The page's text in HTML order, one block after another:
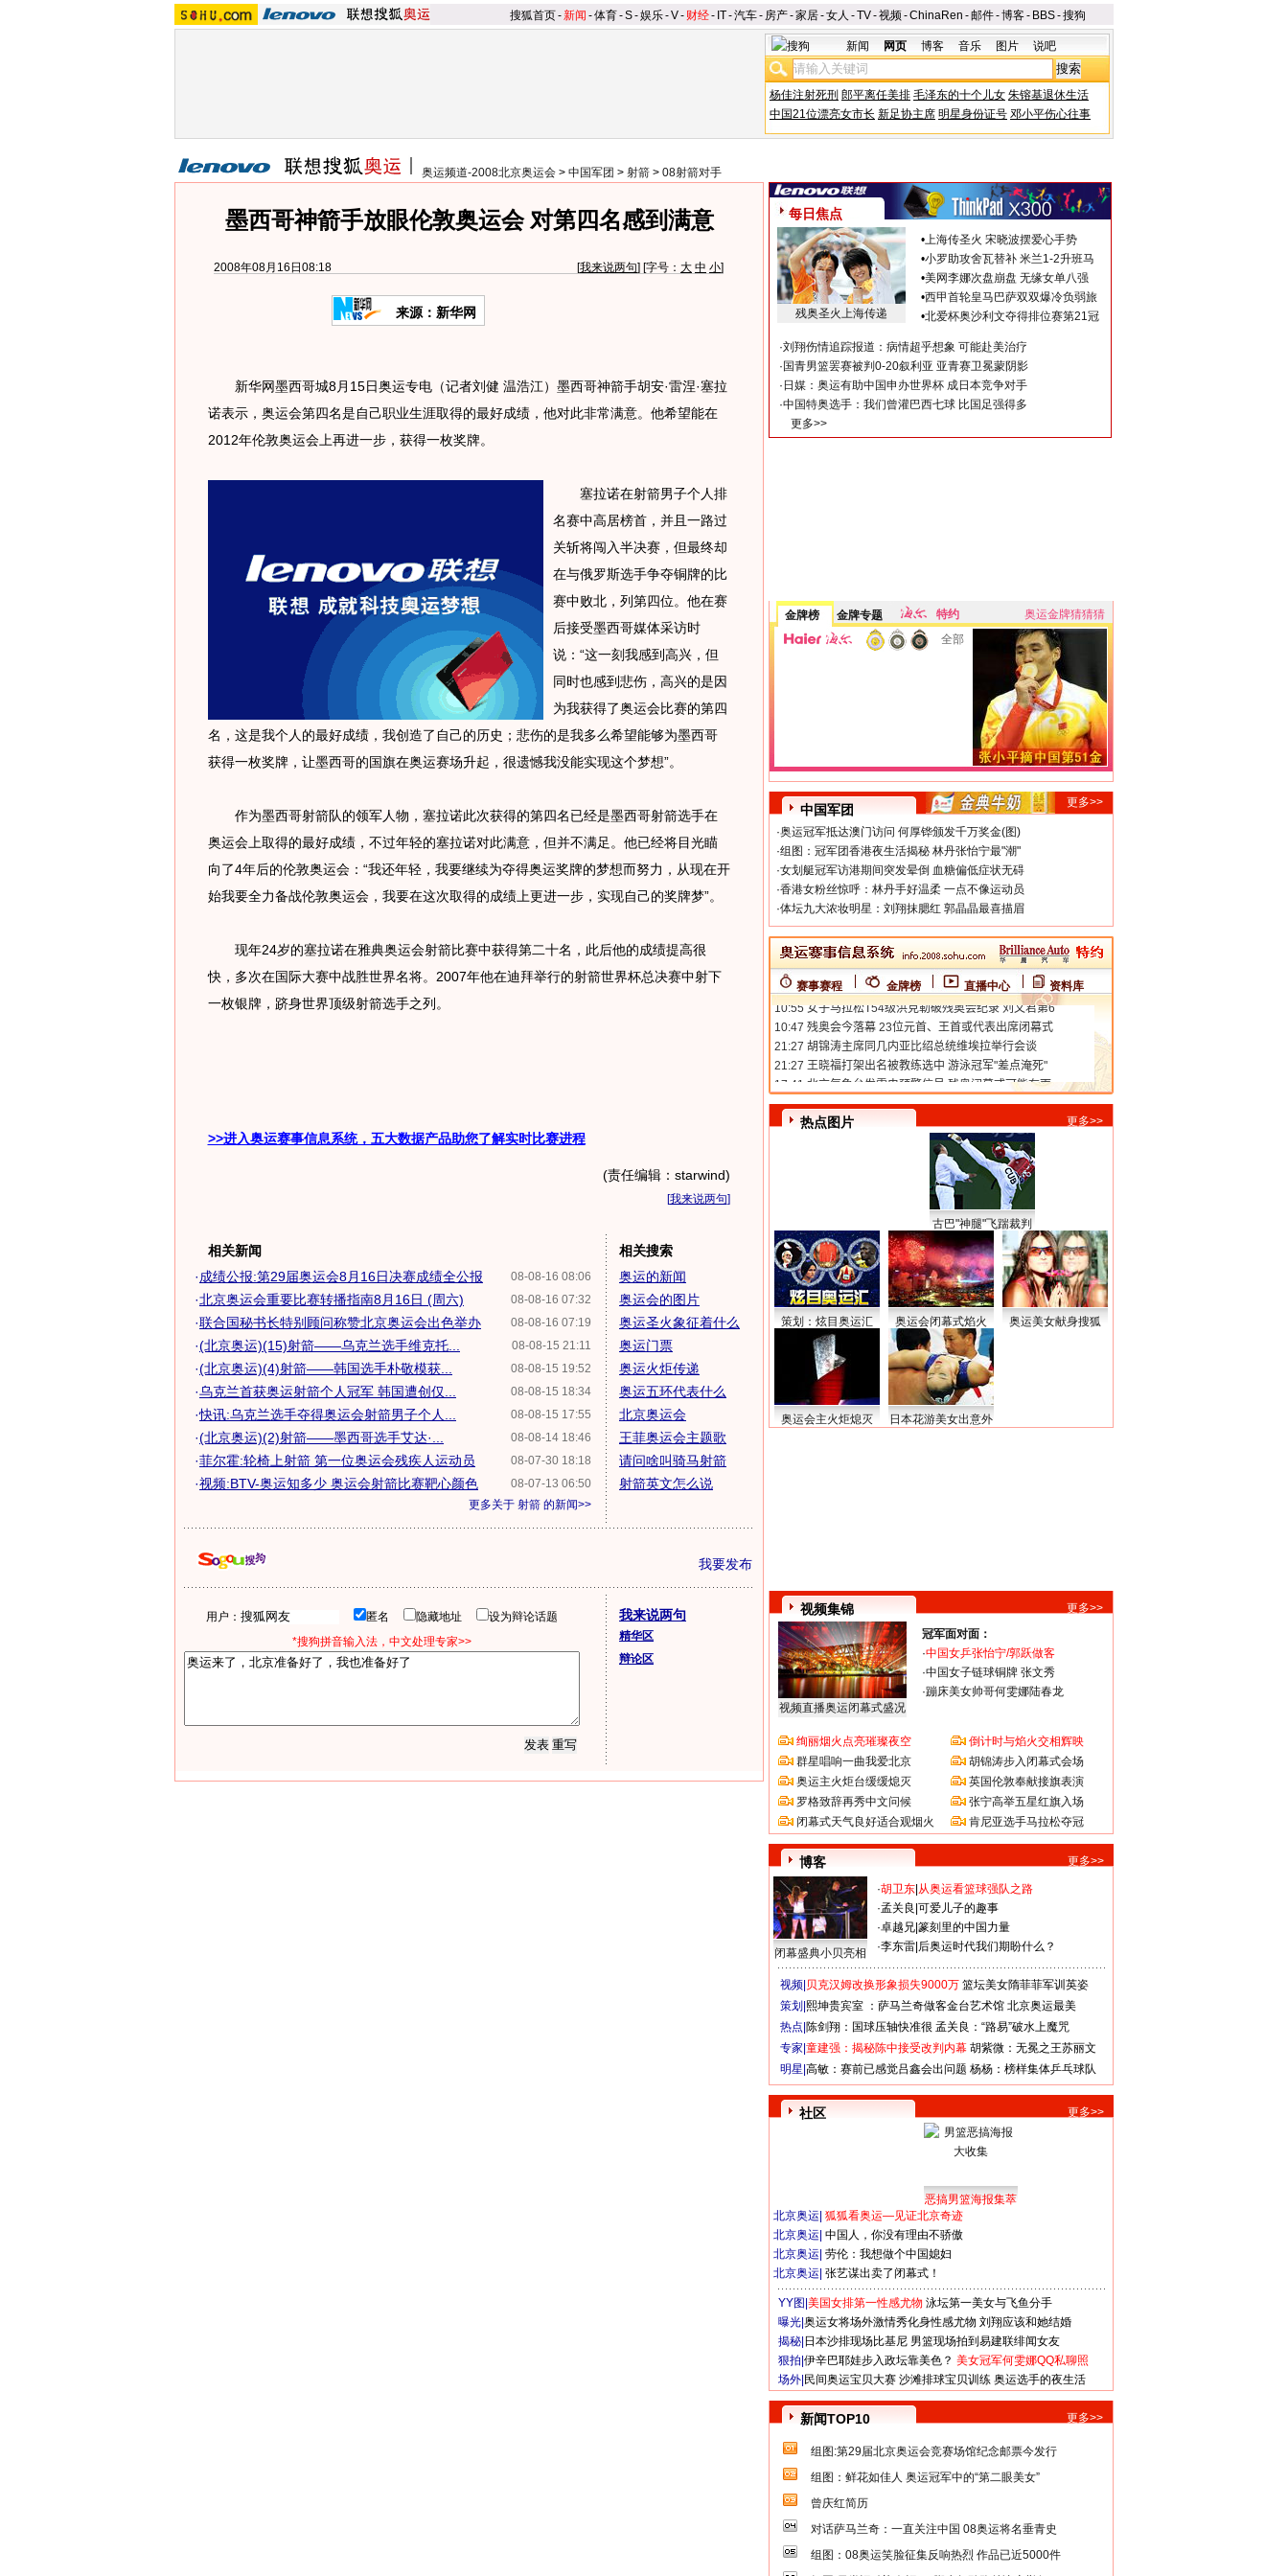
搜狐首页-新闻 -体育-S-娱乐-V- 财经- IT-汽车- 房产-家居-女人 -TV-视频-ChinaRen -邮件-博客- BBS-搜狗
新闻 网页 博客 音乐 图片 说吧
杨佳注射死刑 郎平离任美排 毛泽东的十个儿女 朱镕基退休生活
中国21位漂亮女市长 新足协主席 明星身份证号 邓小平伤心往事
奥运频道-2008北京奥运会 > 中国军团 > 射箭 > 08射箭对手
墨西哥神箭手放眼伦敦奥运会 对第四名感到满意
2008年08月16日08:18 [我来说两句] [字号： 大 中 小]
来源：新华网
新华网墨西哥城8月15日奥运专电（记者刘健 温浩江）墨西哥神箭手胡安·雷涅·塞拉
诺表示，奥运会第四名是自己职业生涯取得的最好成绩，他对此非常满意。他希望能在
2012年伦敦奥运会上再进一步，获得一枚奖牌。
塞拉诺在射箭男子个人排
名赛中高居榜首，并且一路过
关斩将闯入半决赛，但最终却
在与俄罗斯选手争夺铜牌的比
赛中败北，列第四位。他在赛
后接受墨西哥媒体采访时
说：“这一刻我感到高兴，但
同时也感到悲伤，高兴的是因
为我获得了奥运会比赛的第四
名，这是我个人的最好成绩，我创造了自己的历史；悲伤的是我多么希望能够为墨西哥
获得一枚奖牌，让墨西哥的国旗在奥运赛场升起，很遗憾我没能实现这个梦想”。
作为墨西哥射箭队的领军人物，塞拉诺此次获得的第四名已经是墨西哥射箭选手在
奥运会上取得的最好成绩，不过年轻的塞拉诺对此满意，但并不满足。他已经将目光瞄
向了4年后的伦敦奥运会：“我还年轻，我要继续为夺得奥运奖牌的梦想而努力，从现在开
始我要全力备战伦敦奥运会，我要在这次取得的成绩上更进一步，实现自己的奖牌梦”。
现年24岁的塞拉诺在雅典奥运会射箭比赛中获得第二十名，此后他的成绩提高很
快，多次在国际大赛中战胜世界名将。2007年他在迪拜举行的射箭世界杯总决赛中射下
一枚银牌，跻身世界顶级射箭选手之列。
>>进入奥运赛事信息系统，五大数据产品助您了解实时比赛进程
(责任编辑：starwind)
[我来说两句]
相关新闻
08-08-16 08:06
·成绩公报:第29届奥运会8月16日决赛成绩全公报
08-08-16 07:32
·北京奥运会重要比赛转播指南8月16日 (周六)
08-08-16 07:19
·联合国秘书长特别顾问称赞北京奥运会出色举办
08-08-15 21:11
·(北京奥运)(15)射箭——乌克兰选手维克托...
08-08-15 19:52
·(北京奥运)(4)射箭——韩国选手朴敬模获...
08-08-15 18:34
·乌克兰首获奥运射箭个人冠军 韩国遭创仅...
08-08-15 17:55
·快讯:乌克兰选手夺得奥运会射箭男子个人...
08-08-14 18:46
·(北京奥运)(2)射箭——墨西哥选手艾达·...
08-07-30 18:18
·菲尔霍:轮椅上射箭 第一位奥运会残疾人运动员
08-07-13 06:50
·视频:BTV-奥运知多少 奥运会射箭比赛靶心颜色
更多关于 射箭 的新闻>>
相关搜索
奥运的新闻
奥运会的图片
奥运圣火象征着什么
奥运门票
奥运火炬传递
奥运五环代表什么
北京奥运会
王菲奥运会主题歌
请问啥叫骑马射箭
射箭英文怎么说
我要发布
用户： 匿名 隐藏地址
设为辩论话题
*搜狗拼音输入法，中文处理专家>>
我来说两句
精华区
辩论区
每日焦点
残奥圣火上海传递
•上海传圣火 宋晓波摆爱心手势
•小罗助攻舍瓦替补 米兰1-2升班马
•美网李娜次盘崩盘 无缘女单八强
•西甲首轮皇马巴萨双双爆冷负弱旅
•北爱杯奥沙利文夺得排位赛第21冠
·刘翔伤情追踪报道：病情超乎想象 可能赴美治疗
· 国青男篮罢赛被判0-20叙利亚 亚青赛卫冕蒙阴影
· 日媒：奥运有助中国申办世界杯 成日本竞争对手
·中国特奥选手：我们曾灌巴西七球 比国足强得多
更多>>
金牌榜 金牌专题 特约
奥运金牌猜猜猜
全部
中国军团
更多>>
·奥运冠军抵达澳门访问 何厚铧颁发千万奖金(图)
·组图：冠军团香港夜生活揭秘 林丹张怡宁最"潮"
·女划艇冠军访港期间突发晕倒 血糖偏低症状无碍
·香港女粉丝惊呼：林丹手好温柔 一点不像运动员
·体坛九大浓妆明星：刘翔抹腮红 郭晶晶最喜描眉
赛事赛程 金牌榜 直播中心 资料库
热点图片 更多>>
古巴"神腿"飞踹裁判
策划：炫目奥运汇 奥运会闭幕式焰火 奥运美女献身搜狐
奥运会主火炬熄灭 日本花游美女出意外
视频集锦 更多>>
视频直播奥运闭幕式盛况
冠军面对面：
·中国女乒张怡宁/郭跃做客
·中国女子链球铜牌 张文秀
·蹦床美女帅哥何雯娜陆春龙
绚丽烟火点亮璀璨夜空
群星唱响一曲我爱北京
奥运主火炬台缓缓熄灭
罗格致辞再秀中文问候
闭幕式天气良好适合观烟火
倒计时与焰火交相辉映
胡锦涛步入闭幕式会场
英国伦敦奉献接旗表演
张宁高举五星红旗入场
肯尼亚选手马拉松夺冠
博客 更多>>
闭幕盛典小贝亮相
·胡卫东 从奥运看篮球强队之路
·孟关良 可爱儿子的趣事
·卓越兄 篆刻里的中国力量
·李东雷 后奥运时代我们期盼什么？
视频| 贝克汉姆改换形象损失9000万 篮坛美女隋菲菲军训英姿
策划| 熙坤贵宾室 ：萨马兰奇做客金台艺术馆 北京奥运最美
热点| 陈剑翔：国球压轴快准很 孟关良：“路易”破水上魔咒
专家| 童建强：揭秘陈中接受改判内幕 胡紫微：无冕之王苏丽文
明星| 高敏：赛前已感觉吕鑫会出问题 杨杨：榜样集体乒乓球队
社区 更多>>
恶搞男篮海报集萃
北京奥运 狐狐看奥运—见证北京奇迹
北京奥运 中国人，你没有理由不骄傲
北京奥运 劳伦：我想做个中国媳妇
北京奥运 张艺谋出卖了闭幕式！
YY图| 美国女排第一性感尤物 泳坛第一美女与飞鱼分手
曝光| 奥运女将场外激情秀化身性感尤物 刘翔应该和她结婚
揭秘| 日本沙排现场比基尼 男篮现场拍到易建联绯闻女友
狠拍| 伊辛巴耶娃步入政坛靠美色？ 美女冠军何雯娜QQ私聊照
场外| 民间奥运宝贝大赛 沙滩排球宝贝训练 奥运选手的夜生活
新闻TOP10 更多>>
组图:第29届北京奥运会竞赛场馆纪念邮票今发行
组图：鲜花如佳人 奥运冠军中的“第二眼美女”
曾庆红简历
对话萨马兰奇：一直关注中国 08奥运将名垂青史
组图：08奥运笑脸征集反响热烈 作品已近5000件